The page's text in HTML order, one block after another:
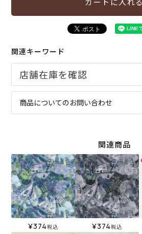
関連キーワード
商品についてのお問い合わせ
関連商品
¥374税込 ¥374税込